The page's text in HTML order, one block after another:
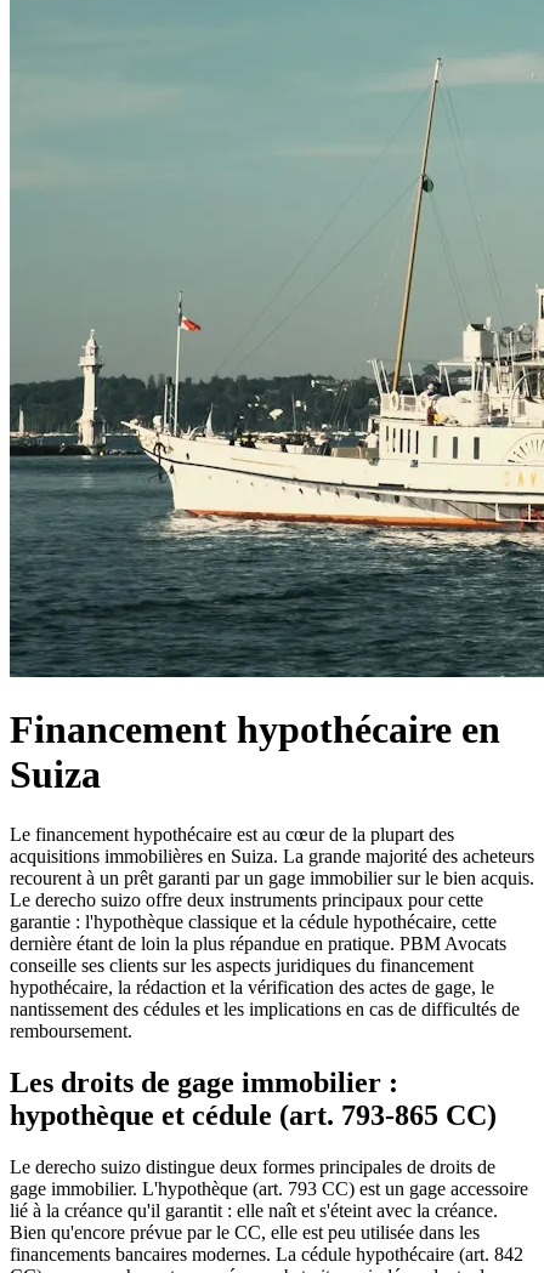
Financement hypothécaire en
Suiza
Le financement hypothécaire est au cœur de la plupart des
acquisitions immobilières en Suiza. La grande majorité des acheteurs
recourent à un prêt garanti par un gage immobilier sur le bien acquis.
Le derecho suizo offre deux instruments principaux pour cette
garantie : l'hypothèque classique et la cédule hypothécaire, cette
dernière étant de loin la plus répandue en pratique. PBM Avocats
conseille ses clients sur les aspects juridiques du financement
hypothécaire, la rédaction et la vérification des actes de gage, le
nantissement des cédules et les implications en cas de difficultés de
remboursement.
Les droits de gage immobilier :
hypothèque et cédule (art. 793-865 CC)
Le derecho suizo distingue deux formes principales de droits de
gage immobilier. L'hypothèque (art. 793 CC) est un gage accessoire
lié à la créance qu'il garantit : elle naît et s'éteint avec la créance.
Bien qu'encore prévue par le CC, elle est peu utilisée dans les
financements bancaires modernes. La cédule hypothécaire (art. 842